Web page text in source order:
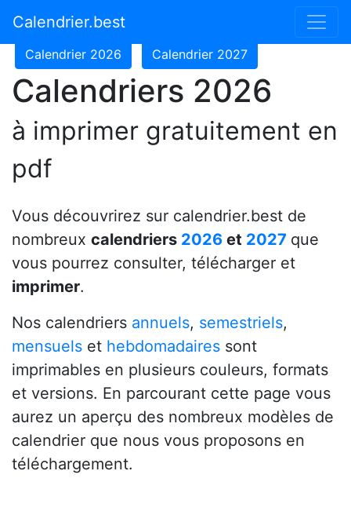
Calendrier.best
Calendrier 2024
Calendrier 2026 Calendrier 2027
Calendriers 2026
à imprimer gratuitement en
pdf
Vous découvrirez sur calendrier.best de
nombreux calendriers 2026 et 2027 que
vous pourrez consulter, télécharger et
imprimer.
Nos calendriers annuels, semestriels,
mensuels et hebdomadaires sont
imprimables en plusieurs couleurs, formats
et versions. En parcourant cette page vous
aurez un aperçu des nombreux modèles de
calendrier que nous vous proposons en
téléchargement.